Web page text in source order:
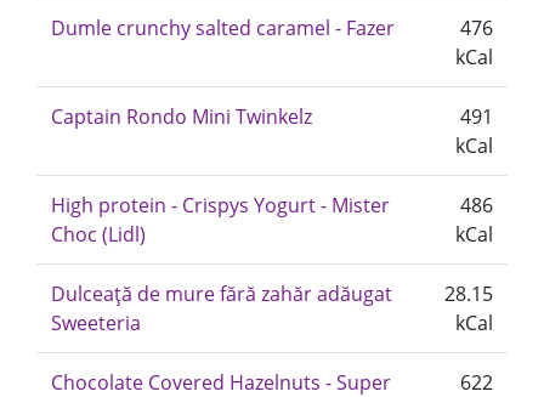
Dumle crunchy salted caramel - Fazer
476
kCal
Captain Rondo Mini Twinkelz
491
kCal
High protein - Crispys Yogurt - Mister
Choc (Lidl)
486
kCal
Dulceață de mure fără zahăr adăugat
Sweeteria
28.15
kCal
Chocolate Covered Hazelnuts - Super
622